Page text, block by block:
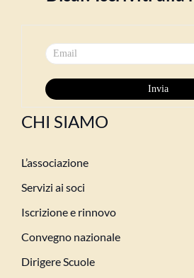
CHI SIAMO
L’associazione
Servizi ai soci
Iscrizione e rinnovo
Convegno nazionale
Dirigere Scuole